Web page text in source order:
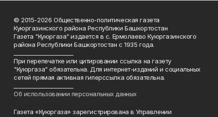
© 2015-2026 Общественно-политическая газета
Куюргазинского района Республики Башкортостан
Газета "Куюргаза" издается в с. Ермолаево Куюргазинского
района Республики Башкортостан с 1935 года.
При перепечатке или цитировании ссылка на газету
"Куюргаза" обязательна. Для интернет-изданий и социальных
сетей прямая активная гиперссылка обязательна.
Об использовании персональных данных
Газета «Куюргаза» зарегистрирована в Управлении